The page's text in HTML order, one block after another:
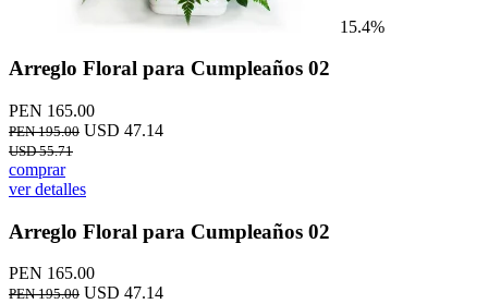
15.4%
Arreglo Floral para Cumpleaños 02
PEN 165.00
PEN 195.00 USD 47.14
USD 55.71
comprar
ver detalles
Arreglo Floral para Cumpleaños 02
PEN 165.00
PEN 195.00 USD 47.14